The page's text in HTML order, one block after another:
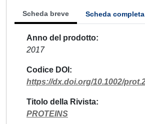
Scheda breve Scheda completa
Anno del prodotto
2017
Codice DOI
https://dx.doi.org/10.1002/
Titolo della Rivista
PROTEINS